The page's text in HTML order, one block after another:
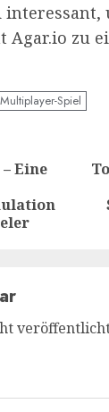
Agar.io zu
Multiplayer-Spiel
Eine